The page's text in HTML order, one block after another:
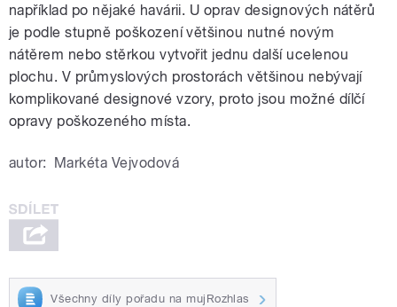
například po nějaké havárii. U oprav designových nátěrů
je podle stupně poškození většinou nutné novým
nátěrem nebo stěrkou vytvořit jednu další ucelenou
plochu. V průmyslových prostorách většinou nebývají
komplikované designové vzory, proto jsou možné dílčí
opravy poškozeného místa.
autor: Markéta Vejvodová
Všechny díly pořadu na mujRozhlas